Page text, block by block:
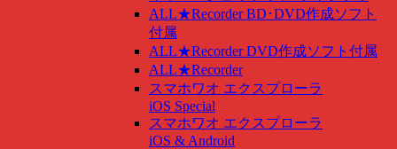
ALL★Recorder BD･DVD作成ソフト
付属
ALL★Recorder DVD作成ソフト付属
ALL★Recorder
スマホワオ エクスプローラ
iOS Special
スマホワオ エクスプローラ
iOS & Android